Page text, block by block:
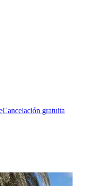
Cancelación gratuita